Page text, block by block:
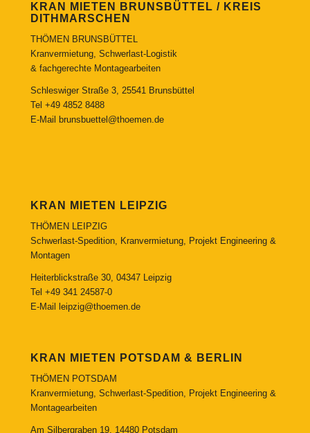
KRAN MIETEN BRUNSBÜTTEL / KREIS
DITHMARSCHEN
THÖMEN BRUNSBÜTTEL
Kranvermietung, Schwerlast-Logistik
& fachgerechte Montagearbeiten
Schleswiger Straße 3, 25541 Brunsbüttel
Tel +49 4852 8488
E-Mail
brunsbuettel@thoemen.de
KRAN MIETEN LEIPZIG
THÖMEN LEIPZIG
Schwerlast-Spedition, Kranvermietung, Projekt Engineering &
Montagen
Heiterblickstraße 30, 04347 Leipzig
Tel +49 341 24587-0
E-Mail
leipzig@thoemen.de
KRAN MIETEN POTSDAM & BERLIN
THÖMEN POTSDAM
Kranvermietung, Schwerlast-Spedition, Projekt Engineering &
Montagearbeiten
Am Silbergraben 19, 14480 Potsdam